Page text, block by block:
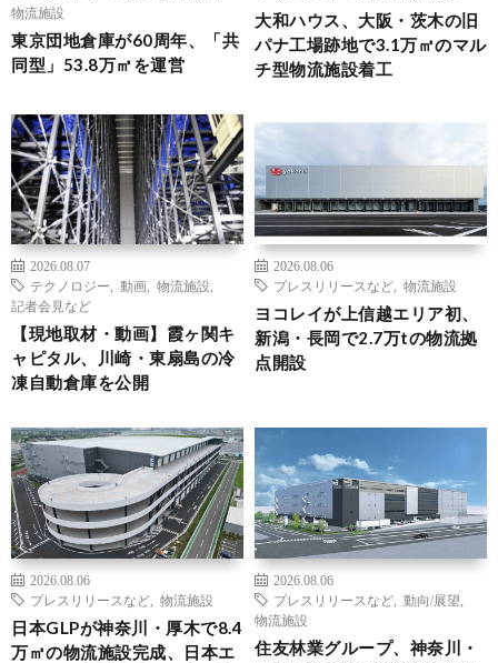
物流施設
東京団地倉庫が60周年、「共
同型」53.8万㎡を運営
大和ハウス、大阪・茨木の旧
パナ工場跡地で3.1万㎡のマル
チ型物流施設着工
2026.08.07
テクノロジー
動画 物流施設
記者会見など
【現地取材・動画】霞ヶ関キ
ャピタル、川崎・東扇島の冷
凍自動倉庫を公開
2026.08.06
プレスリリースなど
物流施設
ヨコレイが上信越エリア初、
新潟・長岡で2.7万tの物流拠
点開設
2026.08.06
プレスリリースなど
物流施設
日本GLPが神奈川・厚木で8.4
万㎡の物流施設完成、日本エ
2026.08.06
プレスリリースなど
動向/展望
物流施設
住友林業グループ、神奈川・